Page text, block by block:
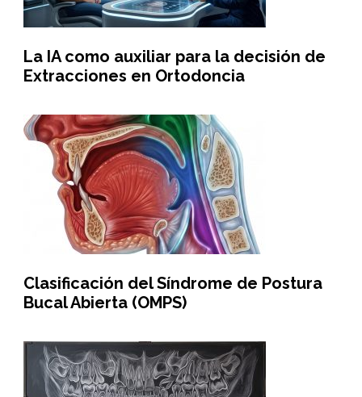
La IA como auxiliar para la decisión de
Extracciones en Ortodoncia
Clasificación del Síndrome de Postura
Bucal Abierta (OMPS)